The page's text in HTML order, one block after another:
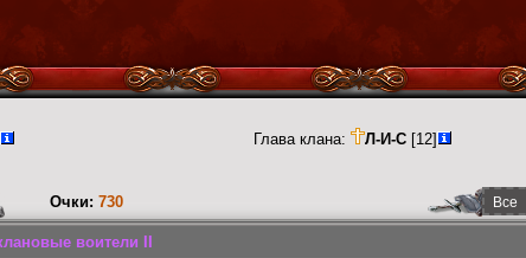
Глава клана: Л-И-С [12]
Очки: 730
воители II